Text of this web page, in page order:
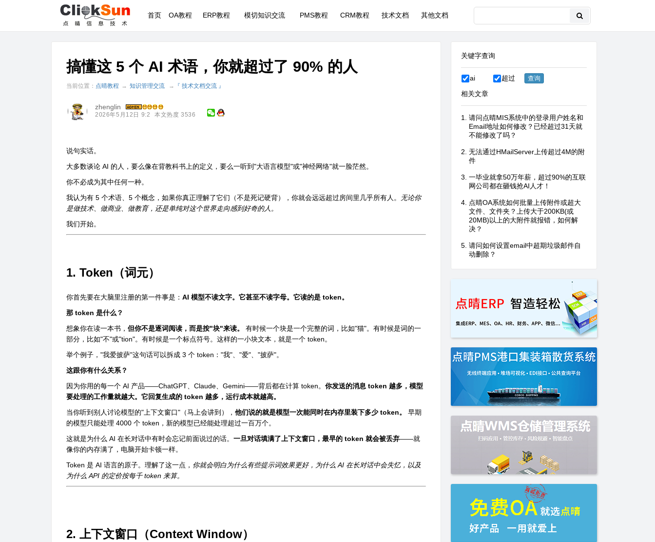
首页 OA教程 ERP教程 模切知识交流 PMS教程 CRM教程 技术文档 其他文档
搞懂这 5 个 AI 术语，你就超过了 90% 的人
当前位置： 点晴教程 → 知识管理交流 → 『 技术文档交流 』
zhenglin
2026年5月12日 9:2 本文热度 3536
说句实话。
大多数谈论 AI 的人，要么像在背教科书上的定义，要么一听到"大语言模型"或"神经网络"就一脸茫然。
你不必成为其中任何一种。
我认为有 5 个术语、5 个概念，如果你真正理解了它们（不是死记硬背），你就会远远超过房间里几乎所有人。
无论你
是做技术、做商业、做教育，还是单纯对这个世界走向感到好奇的人。
我们开始。
1. Token（词元）
你首先要在大脑里注册的第一件事是： AI 模型不读文字。它甚至不读字母。它读的是 token。
那 token 是什么？
想象你在读一本书， 但你不是逐词阅读，而是按"块"来读。
有时候一个块是一个完整的词，比如"猫"。有时候是词的一
部分，比如"不"或"tion"。有时候是一个标点符号。这样的一小块文本，就是一个 token。
举个例子，"我爱披萨"这句话可以拆成 3 个 token："我"、"爱"、"披萨"。
这跟你有什么关系？
因为你用的每一个 AI 产品——ChatGPT、Claude、Gemini——背后都在计算 token。 你发送的消息 token 越多，模型
要处理的工作量就越大。它回复生成的 token 越多，运行成本就越高。
当你听到别人讨论模型的"上下文窗口"（马上会讲到）， 他们说的就是模型一次能同时在内存里装下多少 token。
早期
的模型只能处理 4000 个 token，新的模型已经能处理超过一百万个。
这就是为什么 AI 在长对话中有时会忘记前面说过的话。 一旦对话填满了上下文窗口，最早的 token 就会被丢弃——就
像你的内存满了，电脑开始卡顿一样。
Token 是 AI 语言的原子。理解了这一点， 你就会明白为什么有些提示词效果更好，为什么 AI 在长对话中会失忆，以及
为什么 API 的定价按每千 token 来算。
2. 上下文窗口（Context Window）
关键字查询
ai 超过
相关文章
请问点晴MIS系统中的登录用户姓名和
Email地址如何修改？已经超过31天就
不能修改了吗？
无法通过HMailServer上传超过4M的附
件
一毕业就拿50万年薪，超过90%的互联
网公司都在砸钱抢AI人才！
点晴OA系统如何批量上传附件或超大
文件、文件夹？上传大于200KB(或
20MB)以上的大附件就报错，如何解
决？
请问如何设置email中超期垃圾邮件自
动删除？